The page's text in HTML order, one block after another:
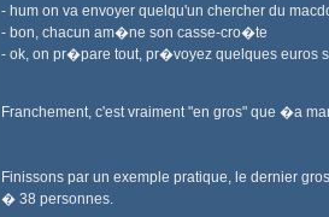
- hum on va envoyer quelqu'un chercher du
- bon, chacun am�ne son casse-cro�te
- ok, on pr�pare tout, pr�voyez quelques euros
Franchement, c'est vraiment "en gros" que �a
Finissons par un exemple pratique, le dernier
� 38 personnes.